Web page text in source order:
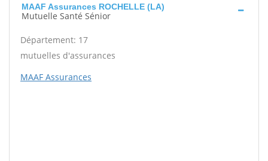
MAAF Assurances ROCHELLE (LA)
Mutuelle Santé Sénior
Département: 17
mutuelles d'assurances
MAAF Assurances